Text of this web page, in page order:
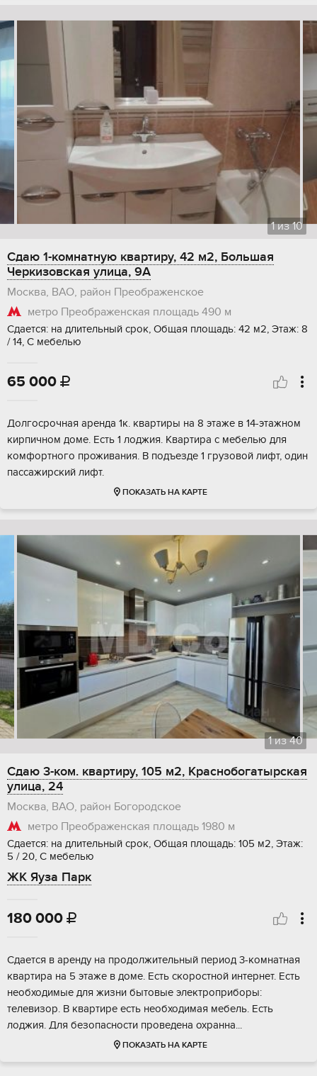
1из10
Сдаю 1-комнатную квартиру, 42 м2, Большая
Черкизовская улица, 9А
Москва, ВАО, район Преображенское
метро Преображенская площадь 490 м
Сдается: на длительный срок, Общая площадь: 42 м2, Этаж: 8
/ 14, С мебелью
65 000 
Долгосрочная аренда 1к. квартиры на 8 этаже в 14-этажном
кирпичном доме. Есть 1 лоджия. Квартира с мебелью для
комфортного проживания. В подъезде 1 грузовой лифт, один
пассажирский лифт.
ПОКАЗАТЬ НА КАРТЕ
1из40
Сдаю 3-ком. квартиру, 105 м2, Краснобогатырская
улица, 24
Москва, ВАО, район Богородское
метро Преображенская площадь 1980 м
Сдается: на длительный срок, Общая площадь: 105 м2, Этаж:
5 / 20, С мебелью
ЖК Яуза Парк
180 000 
Сдается в аренду на продолжительный период 3-комнатная
квартира на 5 этаже в доме. Есть скоростной интернет. Есть
необходимые для жизни бытовые электроприборы:
телевизор. В квартире есть необходимая мебель. Есть
лоджия. Для безопасности проведена охранна...
ПОКАЗАТЬ НА КАРТЕ